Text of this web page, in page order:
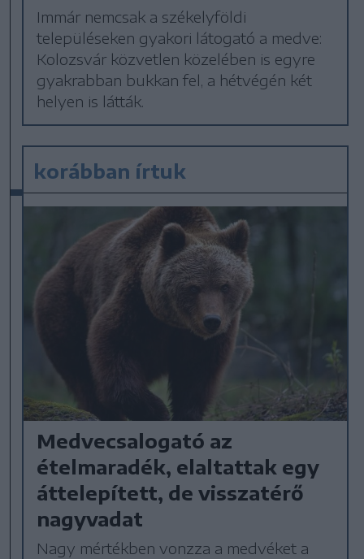
Immár nemcsak a székelyföldi
településeken gyakori látogató a medve:
Kolozsvár közvetlen közelében is egyre
gyakrabban bukkan fel, a hétvégén két
helyen is látták.
korábban írtuk
Medvecsalogató az
ételmaradék, elaltattak egy
áttelepített, de visszatérő
nagyvadat
Nagy mértékben vonzza a medvéket a